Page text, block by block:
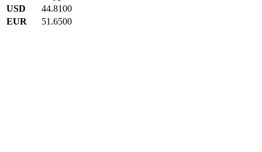
USD
44.8100
EUR
51.6500